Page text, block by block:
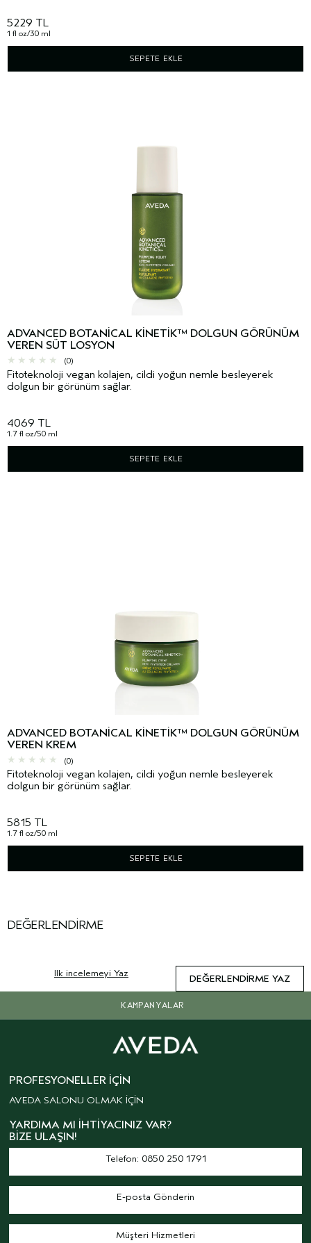
5229 TL
1 fl oz/30 ml
SEPETE EKLE
ADVANCED BOTANICAL KINETIK™ DOLGUN GÖRÜNÜM
VEREN SÜT LOSYON
(0)
Fitoteknoloji vegan kolajen, cildi yoğun nemle besleyerek
dolgun bir görünüm sağlar.
4069 TL
1.7 fl oz/50 ml
SEPETE EKLE
ADVANCED BOTANICAL KINETIK™ DOLGUN GÖRÜNÜM
VEREN KREM
(0)
Fitoteknoloji vegan kolajen, cildi yoğun nemle besleyerek
dolgun bir görünüm sağlar.
5815 TL
1.7 fl oz/50 ml
SEPETE EKLE
DEĞERLENDIRME
DEĞERLENDIRME YAZ
Ilk incelemeyi Yaz
KAMPANYALAR
PROFESYONELLER İÇIN
AVEDA SALONU OLMAK İÇİN
YARDIMA MI İHTIYACINIZ VAR?
BIZE ULAŞIN!
Telefon: 0850 250 1791
E-posta Gönderin
Müşteri Hizmetleri